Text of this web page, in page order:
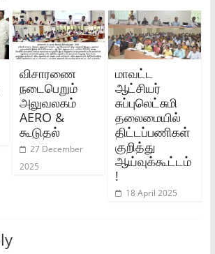
விசாரணை
நடைபெறும்
அலுவலகம்
AERO &
கூடுதல்
27 December
2025
மாவட்ட
ஆட்சியர்
சுப்புலெட்சுமி
தலைமையில்
திட்டப்பணிகள்
குறித்து
ஆய்வுக்கூட்டம்
!
18 April 2025